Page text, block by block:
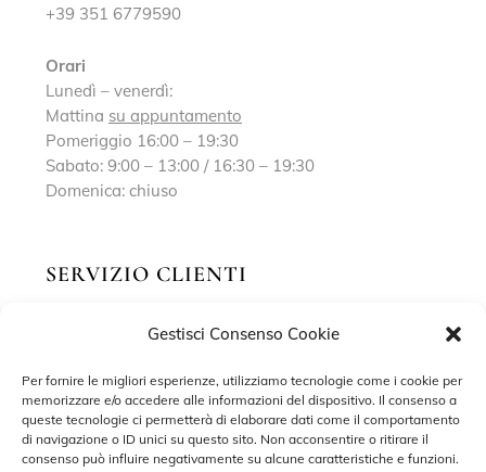
Gestisci Consenso Cookie
Per fornire le migliori esperienze, utilizziamo tecnologie come i cookie per
memorizzare e/o accedere alle informazioni del dispositivo. Il consenso a
queste tecnologie ci permetterà di elaborare dati come il comportamento
di navigazione o ID unici su questo sito. Non acconsentire o ritirare il
consenso può influire negativamente su alcune caratteristiche e funzioni.
+39 351 6779590
Orari
Lunedì – venerdì:
Mattina su appuntamento
Pomeriggio 16:00 – 19:30
Sabato: 9:00 – 13:00 / 16:30 – 19:30
Domenica: chiuso
SERVIZIO CLIENTI
Richiedi un appuntamento
Contatti
Privacy Policy
Cookie Policy